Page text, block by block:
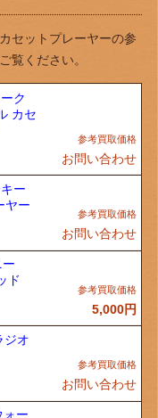
セットプレーヤーの参
覧ください。
ク
カセ
お問い合わせ
ー
ヤー
お問い合わせ
ー
ド
5,000円
ジオ
お問い合わせ
ォー